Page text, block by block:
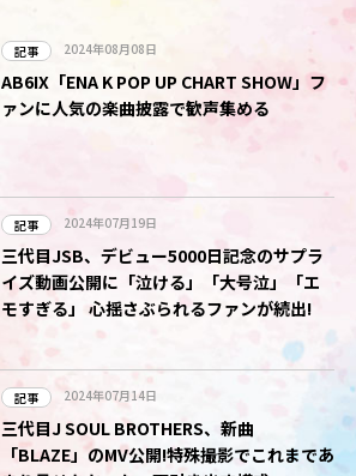
記事 2024年08月08日
AB6IX「ENA K POP UP CHART SHOW」フ
ァンに人気の楽曲披露で歓声集める
記事 2024年07月19日
三代目JSB、デビュー5000日記念のサプラ
イズ動画公開に「泣ける」「大号泣」「エ
モすぎる」 心揺さぶられるファンが続出!
記事 2024年07月14日
三代目J SOUL BROTHERS、新曲
「BLAZE」のMV公開!特殊撮影でこれまであ